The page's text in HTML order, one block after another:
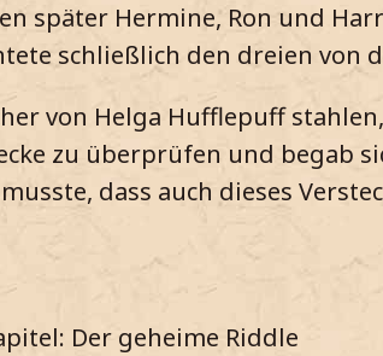
später Hermine, Ron und
schließlich den dreien von
von Helga Hufflepuff
zu überprüfen und begab
dass auch dieses
Der geheime Riddle